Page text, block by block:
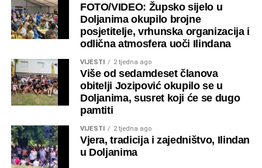
FOTO/VIDEO: Župsko sijelo u
Doljanima okupilo brojne
posjetitelje, vrhunska organizacija i
odlična atmosfera uoči Ilindana
VIJESTI 2 tjedna ago
Više od sedamdeset članova
obitelji Jozipović okupilo se u
Doljanima, susret koji će se dugo
pamtiti
VIJESTI 2 tjedna ago
Vjera, tradicija i zajedništvo, Ilindan
u Doljanima